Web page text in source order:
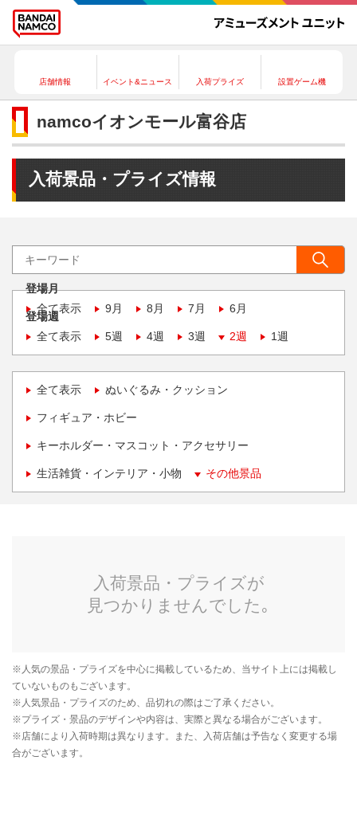
店舗情報 イベント&ニュース 入荷プライズ 設置ゲーム機
namcoイオンモール富谷店
入荷景品・プライズ情報
登場月
全て表示
9月 8月 7月 6月
登場週
全て表示
5週 4週 3週 2週 1週
全て表示 ぬいぐるみ・クッション
フィギュア・ホビー
キーホルダー・マスコット・アクセサリー
生活雑貨・インテリア・小物 その他景品